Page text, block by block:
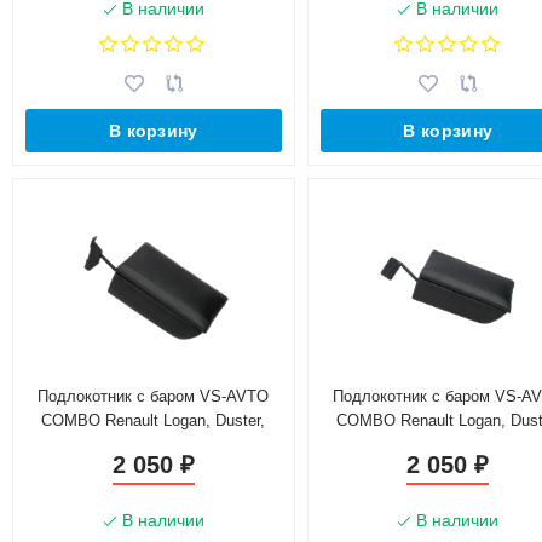
В наличии
В корзину
В наличии
В корзину
Подлокотник с баром VS-AVTO
COMBO Renault Logan, Duster,
по высоте)
2 050 ₽
В наличии
Подлокотник с баром VS-
COMBO Renault Logan,
по высоте)
2 050₽
В наличии